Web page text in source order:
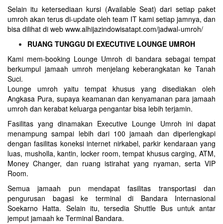
Selain itu ketersediaan kursi (Available Seat) dari setiap paket
umroh akan terus di-update oleh team IT kami setiap jamnya, dan
bisa dilihat di web www.alhijazindowisatapt.com/jadwal-umroh/
RUANG TUNGGU DI EXECUTIVE LOUNGE UMROH
Kami mem-booking Lounge Umroh di bandara sebagai tempat
berkumpul jamaah umroh menjelang keberangkatan ke Tanah
Suci.
Lounge umroh yaitu tempat khusus yang disediakan oleh
Angkasa Pura, supaya keamanan dan kenyamanan para jamaah
umroh dan kerabat keluarga pengantar bisa lebih terjamin.
Fasilitas yang dinamakan Executive Lounge Umroh ini dapat
menampung sampai lebih dari 100 jamaah dan diperlengkapi
dengan fasilitas koneksi internet nirkabel, parkir kendaraan yang
luas, musholla, kantin, locker room, tempat khusus carging, ATM,
Money Changer, dan ruang istirahat yang nyaman, serta VIP
Room.
Semua jamaah pun mendapat fasilitas transportasi dan
pengurusan bagasi ke terminal di Bandara Internasional
Soekarno Hatta. Selain itu, tersedia Shuttle Bus untuk antar
jemput jamaah ke Terminal Bandara.